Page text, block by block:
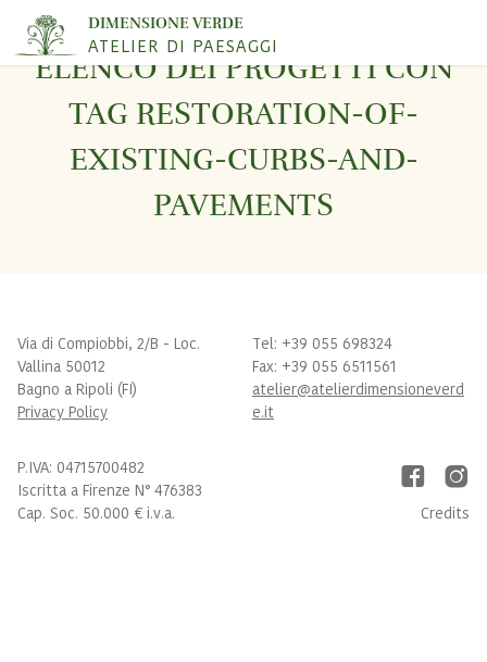
DIMENSIONE VERDE
ATELIER DI PAESAGGI
ELENCO DEI PROGETTI CON
TAG RESTORATION-OF-
EXISTING-CURBS-AND-
PAVEMENTS
Via di Compiobbi, 2/B - Loc.
Vallina 50012
Bagno a Ripoli (FI)
Privacy Policy
Tel: +39 055 698324
Fax: +39 055 6511561
atelier@atelierdimensioneverd
e.it
P.IVA: 04715700482
Iscritta a Firenze N° 476383
Cap. Soc. 50.000 € i.v.a.
Credits